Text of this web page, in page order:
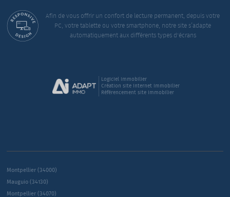
Afin de vous offrir un confort de lecture permanent, depuis votre
PC, votre tablette ou votre smartphone, notre site s’adapte
automatiquement aux différents types d'écrans
Logiciel immobilier
Création site internet immobilier
Référencement site immobilier
Montpellier (34000)
Mauguio (34130)
Montpellier (34070)